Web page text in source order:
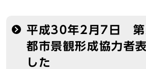
平成30年2月7日 第
都市景観形成協力者
した